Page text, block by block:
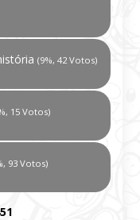
(9%, 42 Votos)
15 Votos)
93 Votos)